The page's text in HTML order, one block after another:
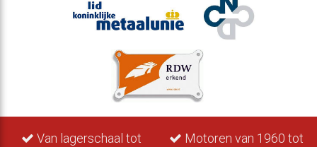
Van lagerschaal tot
Motoren van 1960 tot